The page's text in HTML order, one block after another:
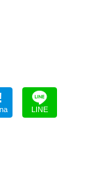
LINE